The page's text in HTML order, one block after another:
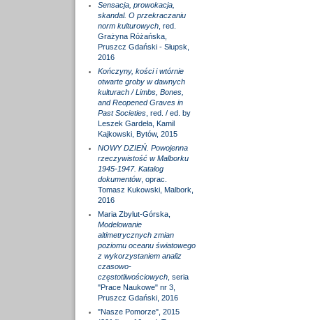
Sensacja, prowokacja,
skandal. O przekraczaniu
norm kulturowych, red.
Grażyna Różańska,
Pruszcz Gdański - Słupsk,
2016
Kończyny, kości i wtórnie
otwarte groby w dawnych
kulturach / Limbs, Bones,
and Reopened Graves in
Past Societies, red. / ed. by
Leszek Gardeła, Kamil
Kajkowski, Bytów, 2015
NOWY DZIEŃ. Powojenna
rzeczywistość w Malborku
1945-1947. Katalog
dokumentów, oprac.
Tomasz Kukowski, Malbork,
2016
Maria Zbylut-Górska,
Modelowanie
altimetrycznych zmian
poziomu oceanu światowego
z wykorzystaniem analiz
czasowo-
częstotliwościowych, seria
"Prace Naukowe" nr 3,
Pruszcz Gdański, 2016
"Nasze Pomorze", 2015